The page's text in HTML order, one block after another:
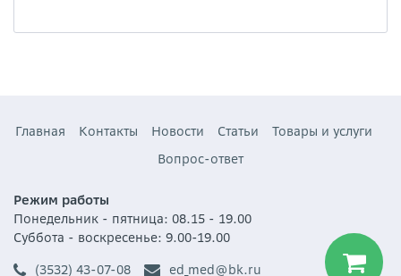
Главная Контакты Новости Статьи
Товары и услуги
Вопрос-ответ
Режим работы
Понедельник - пятница: 08.15 - 19.00
Суббота - воскресенье: 9.00-19.00
(3532) 43-07-08
ed_med@bk.ru